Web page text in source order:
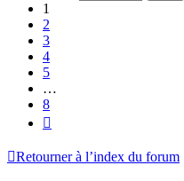
1
2
3
4
5
…
8
Retourner à l’index du forum